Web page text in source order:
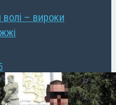
волі – вироки